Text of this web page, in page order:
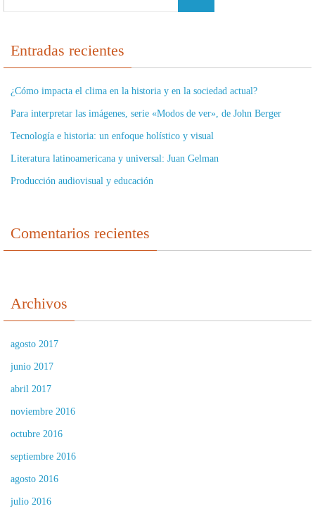
Entradas recientes
¿Cómo impacta el clima en la historia y en la sociedad actual?
Para interpretar las imágenes, serie «Modos de ver», de John Berger
Tecnología e historia: un enfoque holístico y visual
Literatura latinoamericana y universal: Juan Gelman
Producción audiovisual y educación
Comentarios recientes
Archivos
agosto 2017
junio 2017
abril 2017
noviembre 2016
octubre 2016
septiembre 2016
agosto 2016
julio 2016